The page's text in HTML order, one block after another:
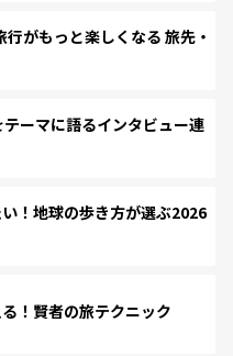
がもっと楽しくなる 旅先・
ーマに語るインタビュー連
！地球の歩き方が選ぶ2026
！賢者の旅テクニック